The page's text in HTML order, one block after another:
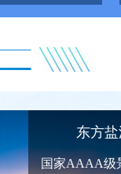
东方
国家AAAA级